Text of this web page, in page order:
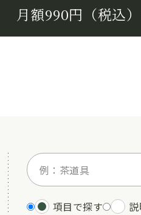
月額990円（税込）
項目で探す